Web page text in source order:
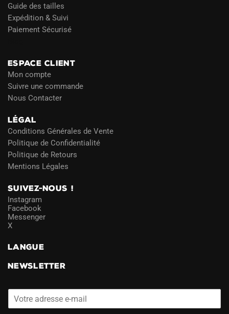
Guide des tailles
Expédition & Suivi
Paiement Sécurisé
ESPACE CLIENT
Mon compte
Suivre une commande
Nous Contacter
LÉGAL
Conditions Générales de Vente
Politique de Confidentialité
Politique de Retours
Mentions Légales
SUIVEZ-NOUS !
Instagram
Facebook
Messenger
X
LANGUE
NEWSLETTER